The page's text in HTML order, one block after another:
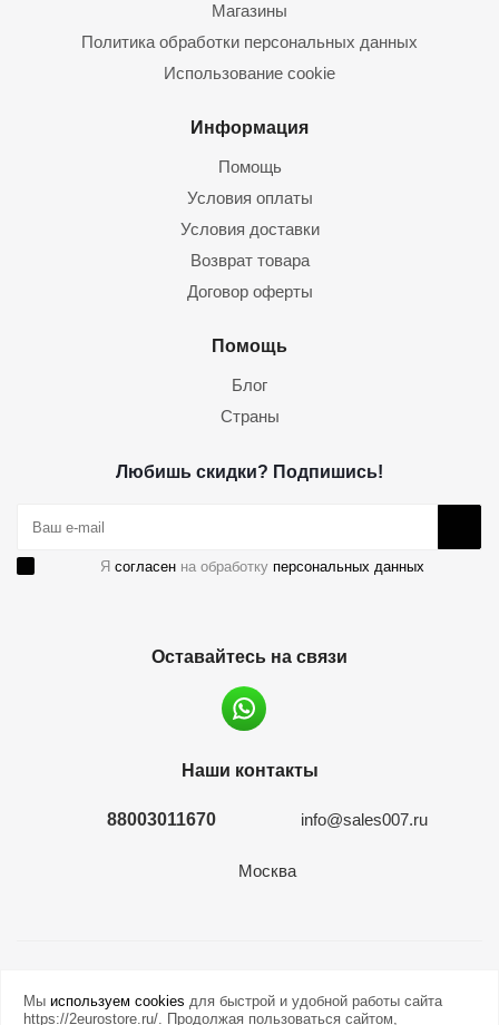
Магазины
Политика обработки персональных данных
Использование cookie
Информация
Помощь
Условия оплаты
Условия доставки
Возврат товара
Договор оферты
Помощь
Блог
Страны
Любишь скидки? Подпишись!
Я согласен на обработку персональных данных
Оставайтесь на связи
Наши контакты
88003011670 info@sales007.ru
Москва
Мы используем cookies для быстрой и удобной работы сайта
https://2eurostore.ru/. Продолжая пользоваться сайтом,